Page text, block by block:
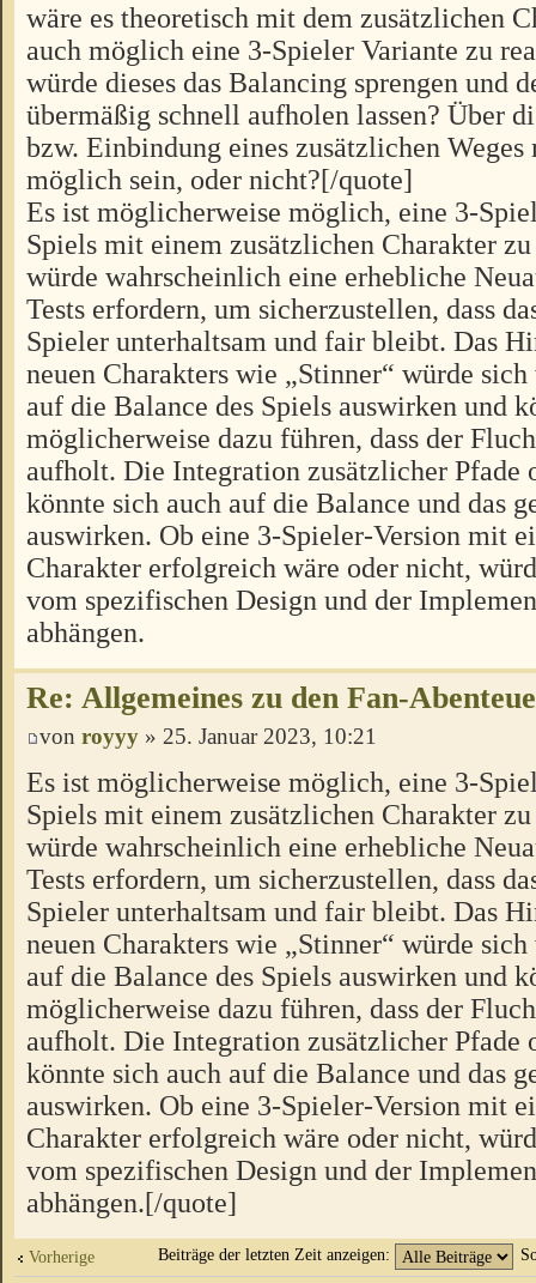
wäre es theoretisch mit dem zusätzlichen
auch möglich eine 3-Spieler Variante zu
würde dieses das Balancing sprengen und
übermäßig schnell aufholen lassen? Über
bzw. Einbindung eines zusätzlichen Weges
möglich sein, oder nicht?[/quote]
Es ist möglicherweise möglich, eine 3-
Spiels mit einem zusätzlichen Charakter
würde wahrscheinlich eine erhebliche
Tests erfordern, um sicherzustellen, dass
Spieler unterhaltsam und fair bleibt. Das
neuen Charakters wie „Stinner“ würde
auf die Balance des Spiels auswirken und
möglicherweise dazu führen, dass der
aufholt. Die Integration zusätzlicher Pfade
könnte sich auch auf die Balance und das
auswirken. Ob eine 3-Spieler-Version mit
Charakter erfolgreich wäre oder nicht,
vom spezifischen Design und der
abhängen.
Re: Allgemeines zu den Fan-
von royyy » 25. Januar 2023, 10:21
Es ist möglicherweise möglich, eine 3-
Spiels mit einem zusätzlichen Charakter
würde wahrscheinlich eine erhebliche
Tests erfordern, um sicherzustellen, dass
Spieler unterhaltsam und fair bleibt. Das
neuen Charakters wie „Stinner“ würde
auf die Balance des Spiels auswirken und
möglicherweise dazu führen, dass der
aufholt. Die Integration zusätzlicher Pfade
könnte sich auch auf die Balance und das
auswirken. Ob eine 3-Spieler-Version mit
Charakter erfolgreich wäre oder nicht,
vom spezifischen Design und der
abhängen.[/quote]
Vorherige Beiträge der letzten Zeit anzeigen: